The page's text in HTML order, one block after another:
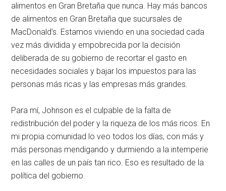
alimentos en Gran Bretaña que nunca. Hay más bancos
de alimentos en Gran Bretaña que sucursales de
MacDonald’s. Estamos viviendo en una sociedad cada
vez más dividida y empobrecida por la decisión
deliberada de su gobierno de recortar el gasto en
necesidades sociales y bajar los impuestos para las
personas más ricas y las empresas más grandes.
Para mí, Johnson es el culpable de la falta de
redistribución del poder y la riqueza de los más ricos. En
mi propia comunidad lo veo todos los días, con más y
más personas mendigando y durmiendo a la intemperie
en las calles de un país tan rico. Eso es resultado de la
política del gobierno.